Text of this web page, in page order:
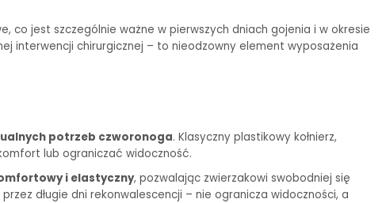
co jest szczególnie ważne w pierwszych dniach gojenia i w okresie
interwencji chirurgicznej – to nieodzowny element wyposażenia
potrzeb czworonoga. Klasyczny plastikowy kołnierz,
lub ograniczać widoczność.
i elastyczny, pozwalając zwierzakowi swobodniej się
długie dni rekonwalescencji – nie ogranicza widoczności, a